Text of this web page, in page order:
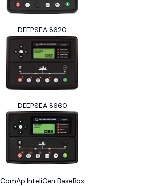
DEEPSEA 8620
DEEPSEA 8660
ComAp InteliGen BaseBox